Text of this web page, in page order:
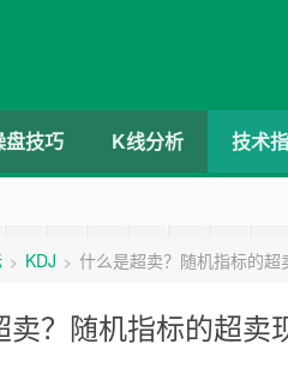
盘技巧 K线分析 技术
> KDJ > 什么是超卖？随机指标的超
卖？随机指标的超卖